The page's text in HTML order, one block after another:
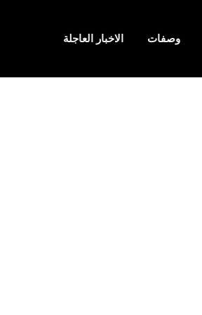
وصفات الاخبار العاجلة